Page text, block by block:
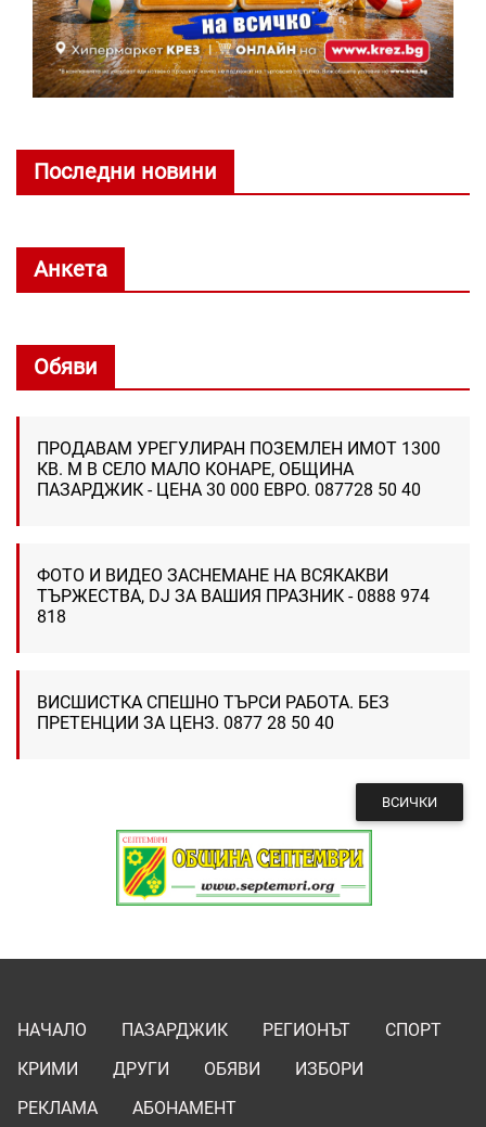
Последни новини
Анкета
Обяви
ПРОДАВАМ УРЕГУЛИРАН ПОЗЕМЛЕН ИМОТ 1300
КВ. М В СЕЛО МАЛО КОНАРЕ, ОБЩИНА
ПАЗАРДЖИК - ЦЕНА 30 000 ЕВРО. 087728 50 40
ФОТО И ВИДЕО ЗАСНЕМАНЕ НА ВСЯКАКВИ
ТЪРЖЕСТВА, DJ ЗА ВАШИЯ ПРАЗНИК - 0888 974
818
ВИСШИСТКА СПЕШНО ТЪРСИ РАБОТА. БЕЗ
ПРЕТЕНЦИИ ЗА ЦЕНЗ. 0877 28 50 40
ВСИЧКИ
НАЧАЛО ПАЗАРДЖИК РЕГИОНЪТ
СПОРТ
КРИМИ
ДРУГИ ОБЯВИ
ИЗБОРИ
РЕКЛАМА
АБОНАМЕНТ